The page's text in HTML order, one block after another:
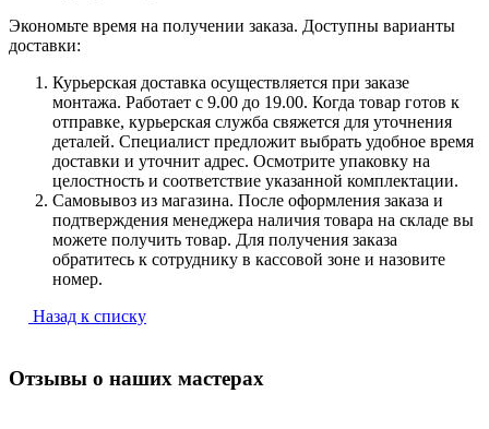
Экономьте время на получении заказа. Доступны варианты
доставки:
Курьерская доставка осуществляется при заказе
монтажа. Работает с 9.00 до 19.00. Когда товар готов к
отправке, курьерская служба свяжется для уточнения
деталей. Специалист предложит выбрать удобное время
доставки и уточнит адрес. Осмотрите упаковку на
целостность и соответствие указанной комплектации.
Самовывоз из магазина. После оформления заказа и
подтверждения менеджера наличия товара на складе вы
можете получить товар. Для получения заказа
обратитесь к сотруднику в кассовой зоне и назовите
номер.
Назад к списку
Отзывы о наших мастерах